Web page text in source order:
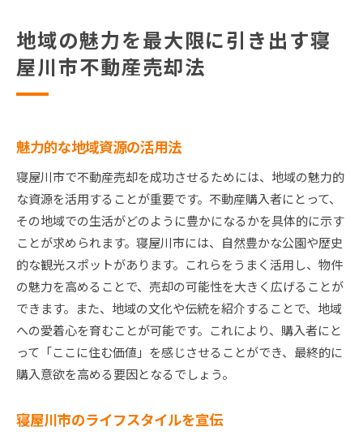
地域の魅力を最大限に引き出す寝
屋川市不動産売却法
魅力的な地域資源の活用法
寝屋川市で不動産売却を成功させるためには、地域の魅力的
な資源を活用することが重要です。不動産購入者にとって、
その地域での生活がどのように豊かになるかを具体的に示す
ことが求められます。寝屋川市には、自然豊かな公園や歴史
的な観光スポットがあります。これらをうまく活用し、物件
の魅力を高めることで、売却の可能性を大きく広げることが
できます。また、地域の文化や伝統を紹介することで、地域
への愛着心を育むことが可能です。これにより、購入者にと
って「ここに住む価値」を感じさせることができ、最終的に
購入意欲を高める要因となるでしょう。
寝屋川市のライフスタイルを宣伝